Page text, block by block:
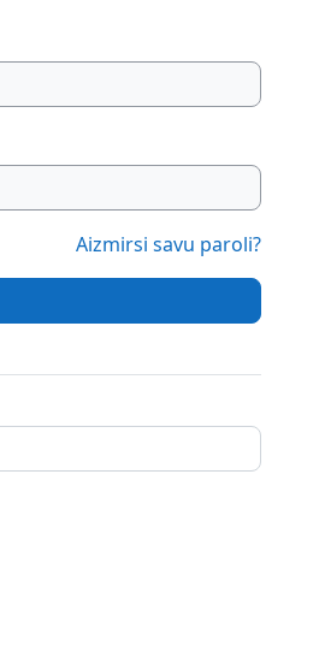
Aizmirsi savu paroli?